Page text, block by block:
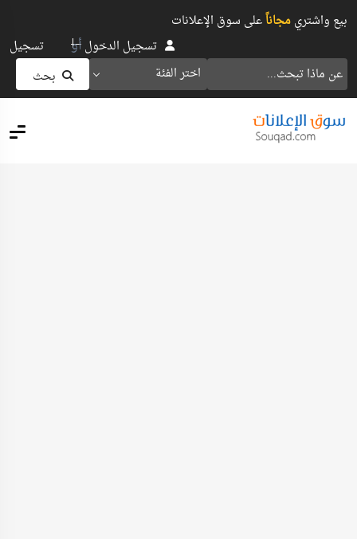
بيع واشتريمجاناًعلى سوق الإعلانات
اختر الفئة بحث
تسجيل الدخولأو تسجيل